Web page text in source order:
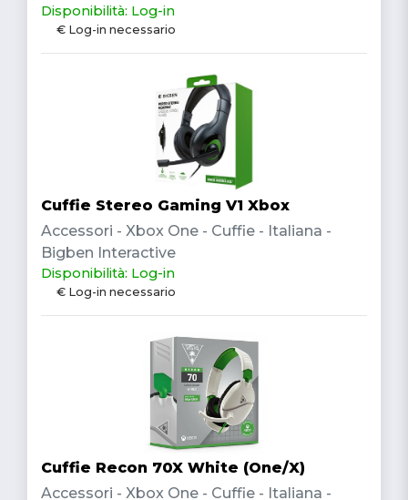
Disponibilità: Log-in
€ Log-in necessario
Cuffie Stereo Gaming V1 Xbox
Accessori - Xbox One - Cuffie - Italiana -
Bigben Interactive
Disponibilità: Log-in
€ Log-in necessario
Cuffie Recon 70X White (One/X)
Accessori - Xbox One - Cuffie - Italiana -